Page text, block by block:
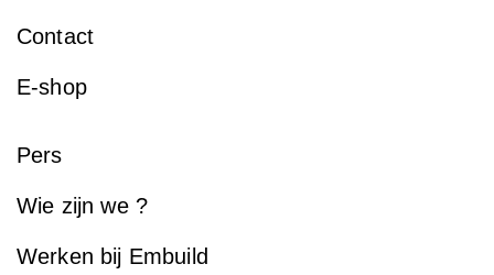
Contact
E-shop
Pers
Wie zijn we ?
Werken bij Embuild